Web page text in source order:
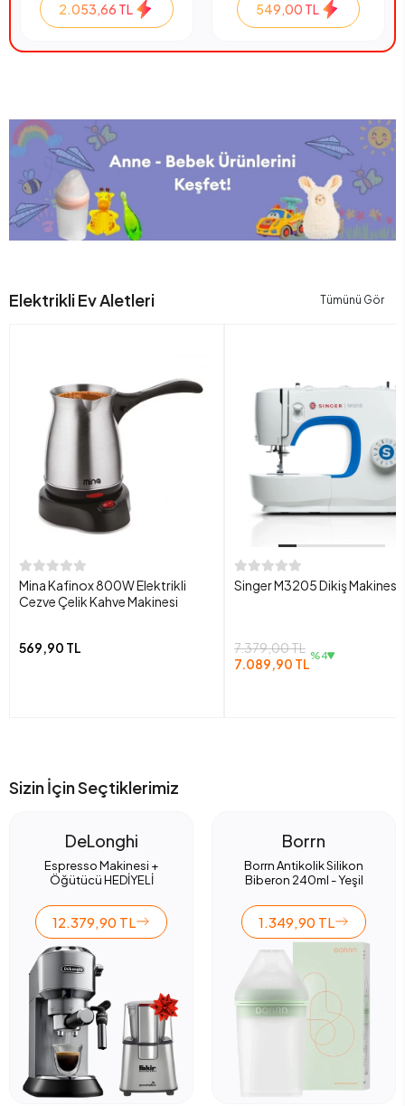
2.053,66 TL 549,00 TL
Elektrikli Ev Aletleri Tümünü Gör
Mina Kafinox 800W Elektrikli
Cezve Çelik Kahve Makinesi
569,90 TL
Singer M3205 Dikiş Makinesi
7.379,00 TL
7.089,90 TL %4
Sizin İçin Seçtiklerimiz
DeLonghi
Espresso Makinesi +
Öğütücü HEDİYELİ
12.379,90 TL
Borrn
Borrn Antikolik Silikon
Biberon 240ml - Yeşil
1.349,90 TL